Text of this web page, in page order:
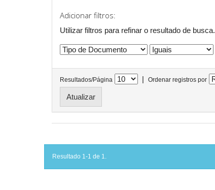
Adicionar filtros:
Utilizar filtros para refinar o resultado de busca.
Resultados/Página | Ordenar registros por
Resultado 1-1 de 1.